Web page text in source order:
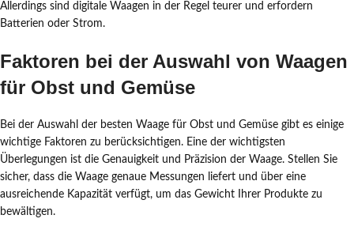
Allerdings sind digitale Waagen in der Regel teurer und erfordern
Batterien oder Strom.
Faktoren bei der Auswahl von Waagen
für Obst und Gemüse
Bei der Auswahl der besten Waage für Obst und Gemüse gibt es einige
wichtige Faktoren zu berücksichtigen. Eine der wichtigsten
Überlegungen ist die Genauigkeit und Präzision der Waage. Stellen Sie
sicher, dass die Waage genaue Messungen liefert und über eine
ausreichende Kapazität verfügt, um das Gewicht Ihrer Produkte zu
bewältigen.